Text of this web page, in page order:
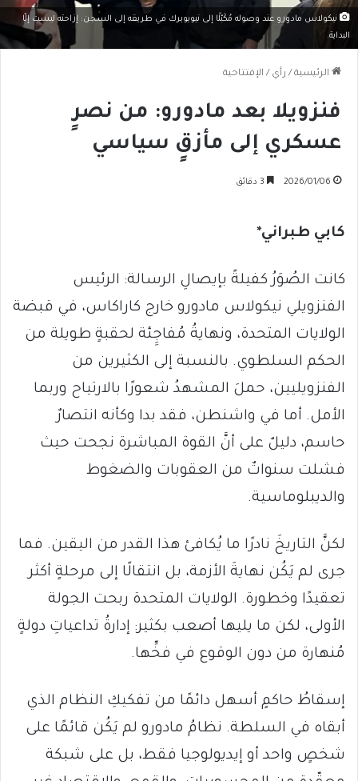
نيكولاس مادورو عند وصوله مُكَبّلًا إلى نيويويرك في طريقه إلى السجن: إزاحته ليست إلّا
البداية.
الرئيسية / رأي / الإفتتاحية
فنزويلا بعد مادورو: من نصرٍ
عسكري إلى مأزقٍ سياسي
2026/01/06
كابي طبراني*
كانت الصُوَرُ كفيلةً بإيصالِ الرسالة: الرئيس
الفنزويلي نيكولاس مادورو خارج كاراكاس، في قبضة
الولايات المتحدة، ونهايةُ مُفاجِِئة لحقبةٍ طويلة من
الحكم السلطوي. بالنسبة إلى الكثيرين من
الفنزويليين، حملَ المشهدُ شعورًا بالارتياح وربما
الأمل. أما في واشنطن، فقد بدا وكأنه انتصارٌ
حاسم، دليلٌ على أنَّ القوة المباشرة نجحت حيث
فشلت سنواتٌ من العقوبات والضغوط
والديبلوماسية.
لكنَّ التاريخَ نادرًا ما يُكافئ هذا القدر من اليقين. فما
جرى لم يَكُن نهايةَ الأزمة، بل انتقالًا إلى مرحلةٍ أكثر
تعقيدًا وخطورة. الولايات المتحدة ربحت الجولة
الأولى، لكن ما يليها أصعب بكثير: إدارةُ تداعياتِ دولةٍ
مُنهارة من دون الوقوع في فخِّها.
إسقاطُ حاكمٍ أسهل دائمًا من تفكيكِ النظام الذي
أبقاه في السلطة. نظامُ مادورو لم يَكُن قائمًا على
شخصٍ واحد أو إيديولوجيا فقط، بل على شبكة